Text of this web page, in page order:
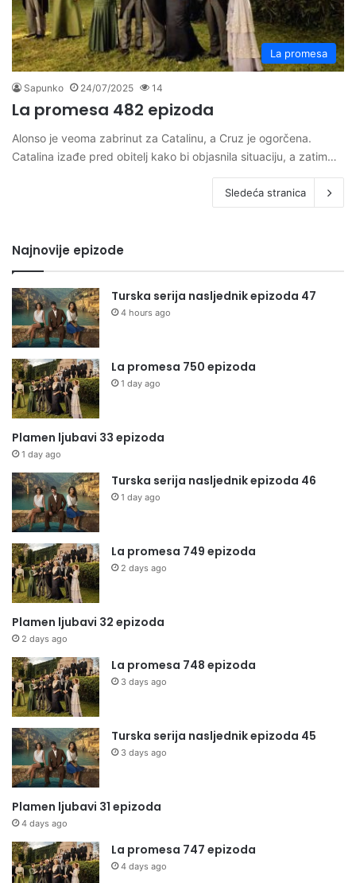
La promesa
Sapunko 24/07/2025 14
La promesa 482 epizoda
Alonso je veoma zabrinut za Catalinu, a Cruz je ogorčena.
Catalina izađe pred obitelj kako bi objasnila situaciju, a zatim…
Sledeća stranica
Najnovije epizode
Turska serija nasljednik epizoda 47
4 hours ago
La promesa 750 epizoda
1 day ago
Plamen ljubavi 33 epizoda
1 day ago
Turska serija nasljednik epizoda 46
1 day ago
La promesa 749 epizoda
2 days ago
Plamen ljubavi 32 epizoda
2 days ago
La promesa 748 epizoda
3 days ago
Turska serija nasljednik epizoda 45
3 days ago
Plamen ljubavi 31 epizoda
4 days ago
La promesa 747 epizoda
4 days ago